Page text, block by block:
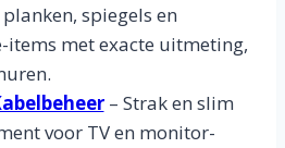
spiegels en
items met exacte uitmeting,
– Strak en slim
voor TV en monitor-